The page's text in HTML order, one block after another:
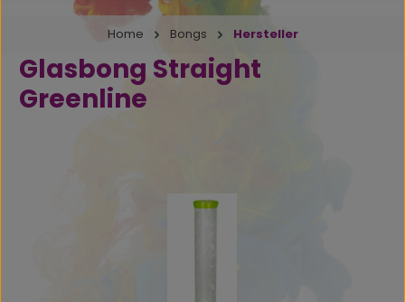
Home Bongs Hersteller
Glasbong Straight
Greenline